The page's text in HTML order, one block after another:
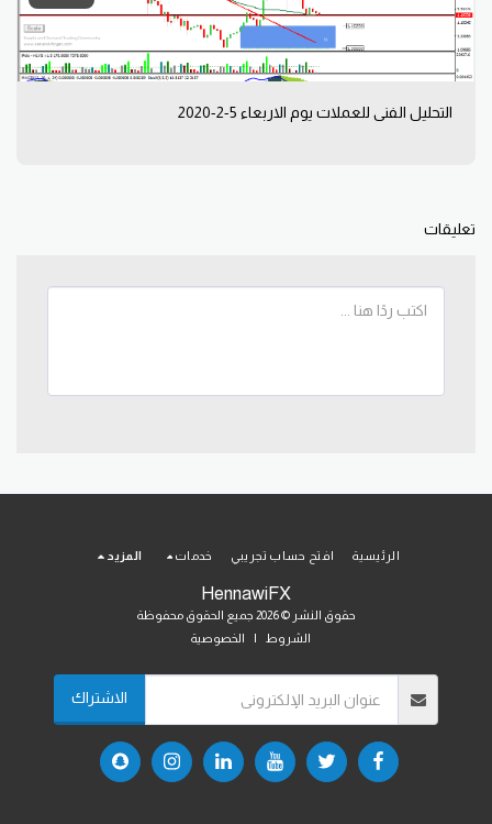
التحليل الفني للعملات يوم الاربعاء 5-2-2020
تعليقات
HennawiFX
حقوق النشر © 2026 جميع الحقوق محفوظة
الشروط
| الخصوصية
الرئيسية افتح حساب تجريبي خدمات المزيد
الاشتراك